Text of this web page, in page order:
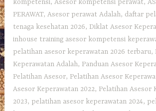
kompetensi,Asesor kompetensi perawat,
PERAWAT,Asesor perawat Adalah, daftar
tenaga kesehatan 2026,Diklat Asesor
inhouse training asesor kompetensi
pelatihan asesor keperawatan 2026 terbaru,
Keperawatan Adalah, Panduan Asesor
Pelatihan Asesor, Pelatihan Asesor
Asesor Keperawatan 2022, Pelatihan Asesor
2023, pelatihan asesor keperawatan 2024,